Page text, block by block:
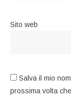
Sito web
Salva il mio
prossima volta